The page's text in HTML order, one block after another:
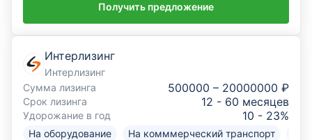
Проверка контрагента New
Доставка
Онлайн-заявка на РКО
Онлайн-заявка на ВЭД
Получить предложение
Интерлизинг
Интерлизинг
Сумма лизинга
500000 – 20000000 ₽
Срок лизинга 12 - 60 месяцев
Удорожание в год 10 - 23%
На оборудование На комммерческий транспорт